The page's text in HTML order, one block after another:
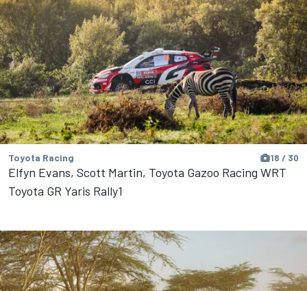
Toyota Racing 18 / 30
Elfyn Evans, Scott Martin, Toyota Gazoo Racing WRT
Toyota GR Yaris Rally1